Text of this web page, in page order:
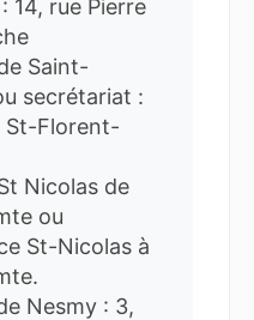
14, rue Pierre
Saint-
secrétariat :
St-Florent-
Nicolas de
ou
St-Nicolas à
Nesmy : 3,